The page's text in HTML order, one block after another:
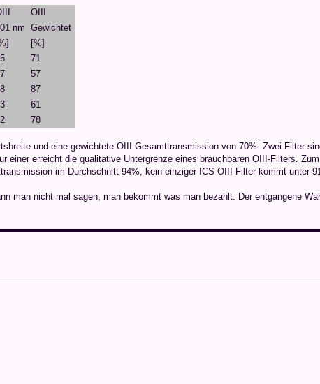
OIII
nm
Gewichtet
[%]
71
57
87
61
78
und eine gewichtete OIII Gesamttransmission von 70%. Zwei Filter
einer erreicht die qualitative Untergrenze eines brauchbaren OIII-Filters.
im Durchschnitt 94%, kein einziger ICS OIII-Filter kommt unter
man nicht mal sagen, man bekommt was man bezahlt. Der entgangene